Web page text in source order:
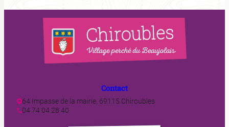
Contact
64 Impasse de la mairie, 69115 Chiroubles
04 74 04 28 40